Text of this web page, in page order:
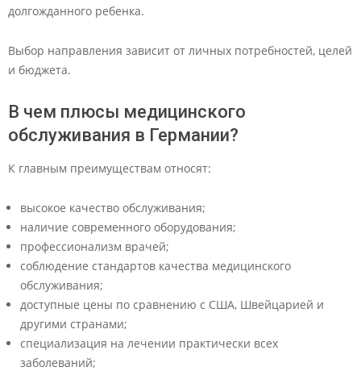
долгожданного ребенка.
Выбор направления зависит от личных потребностей, целей
и бюджета.
В чем плюсы медицинского
обслуживания в Германии?
К главным преимуществам относят:
высокое качество обслуживания;
наличие современного оборудования;
профессионализм врачей;
соблюдение стандартов качества медицинского
обслуживания;
доступные цены по сравнению с США, Швейцарией и
другими странами;
специализация на лечении практически всех
заболеваний;